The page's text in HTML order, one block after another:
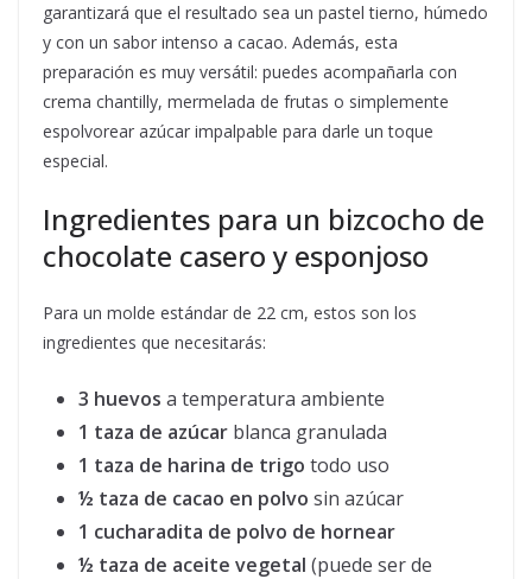
garantizará que el resultado sea un pastel tierno, húmedo
y con un sabor intenso a cacao. Además, esta
preparación es muy versátil: puedes acompañarla con
crema chantilly, mermelada de frutas o simplemente
espolvorear azúcar impalpable para darle un toque
especial.
Ingredientes para un bizcocho de
chocolate casero y esponjoso
Para un molde estándar de 22 cm, estos son los
ingredientes que necesitarás:
3 huevos a temperatura ambiente
1 taza de azúcar blanca granulada
1 taza de harina de trigo todo uso
½ taza de cacao en polvo sin azúcar
1 cucharadita de polvo de hornear
½ taza de aceite vegetal (puede ser de